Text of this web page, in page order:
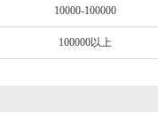
10000-100000
100000以上